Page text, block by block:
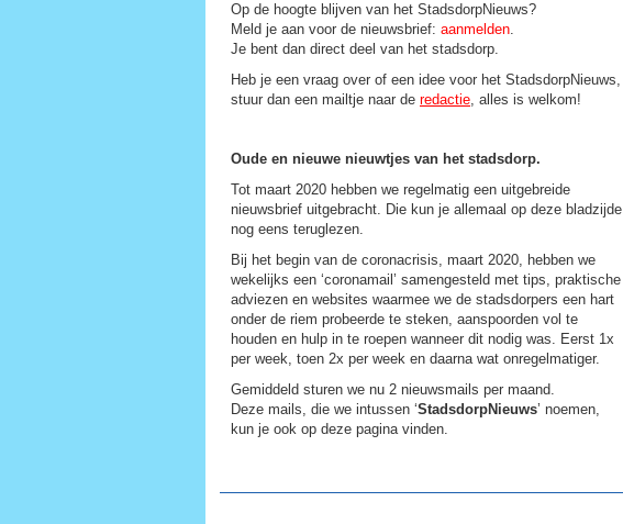
Op de hoogte blijven van het StadsdorpNieuws?
Meld je aan voor de nieuwsbrief: aanmelden.
Je bent dan direct deel van het stadsdorp.
Heb je een vraag over of een idee voor het StadsdorpNieuws,
stuur dan een mailtje naar de redactie, alles is welkom!
Oude en nieuwe nieuwtjes van het stadsdorp.
Tot maart 2020 hebben we regelmatig een uitgebreide
nieuwsbrief uitgebracht. Die kun je allemaal op deze bladzijde
nog eens teruglezen.
Bij het begin van de coronacrisis, maart 2020, hebben we
wekelijks een ‘coronamail’ samengesteld met tips, praktische
adviezen en websites waarmee we de stadsdorpers een hart
onder de riem probeerde te steken, aanspoorden vol te
houden en hulp in te roepen wanneer dit nodig was. Eerst 1x
per week, toen 2x per week en daarna wat onregelmatiger.
Gemiddeld sturen we nu 2 nieuwsmails per maand.
Deze mails, die we intussen ‘StadsdorpNieuws’ noemen,
kun je ook op deze pagina vinden.